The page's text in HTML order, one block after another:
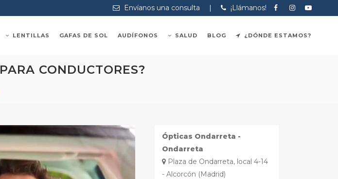
Envíanos una consulta | ¡Llámanos!
LENTILLAS GAFAS DE SOL AUDÍFONOS SALUD BLOG ¿DÓNDE ESTAMOS?
CONDUCTORES?
Ópticas Ondarreta -
Ondarreta
Plaza de Ondarreta, local 4-14
- Alcorcón (Madrid)